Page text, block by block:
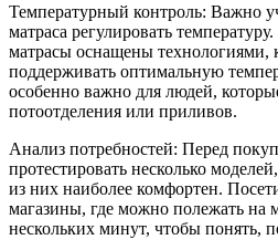
Температурный контроль: Важно
матраса регулировать
матрасы оснащены технологиями,
поддерживать оптимальную
особенно важно для людей,
потоотделения или приливов.
Анализ потребностей: Перед
протестировать несколько
из них наиболее комфортен.
магазины, где можно полежать на
нескольких минут, чтобы понять,